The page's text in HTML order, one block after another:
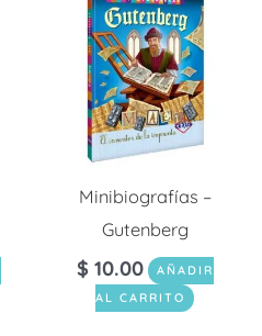
Minibiografías –
Gutenberg
$ 10.00
AÑADIR
AL CARRITO